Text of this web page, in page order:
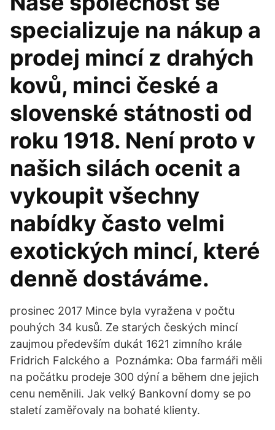
specializuje na nákup a
prodej mincí z drahých
kovů, minci české a
slovenské státnosti od
roku 1918. Není proto v
našich silách ocenit a
vykoupit všechny
nabídky často velmi
exotických mincí, které
denně dostáváme.
prosinec 2017 Mince byla vyražena v počtu
pouhých 34 kusů. Ze starých českých mincí
zaujmou především dukát 1621 zimního krále
Fridrich Falckého a Poznámka: Oba farmáři měli
na počátku prodeje 300 dýní a během dne jejich
cenu neměnili. Jak velký Bankovní domy se po
staletí zaměřovaly na bohaté klienty.